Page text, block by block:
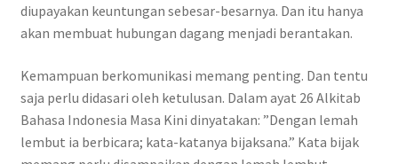
diupayakan keuntungan sebesar-besarnya. Dan itu hanya
akan membuat hubungan dagang menjadi berantakan.
Kemampuan berkomunikasi memang penting. Dan tentu
saja perlu didasari oleh ketulusan. Dalam ayat 26 Alkitab
Bahasa Indonesia Masa Kini dinyatakan: ”Dengan lemah
lembut ia berbicara; kata-katanya bijaksana.” Kata bijak